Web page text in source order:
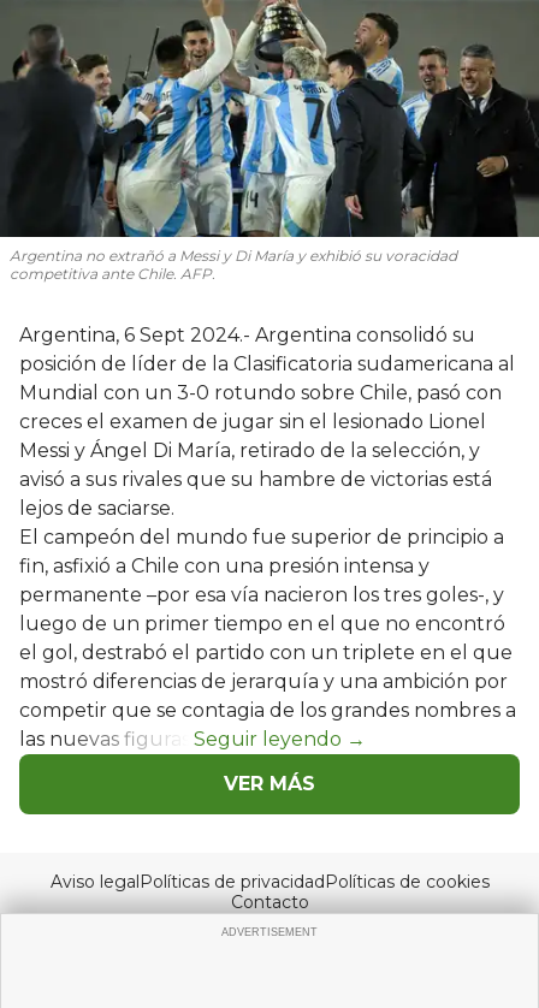
Argentina no extrañó a Messi y Di María y exhibió su voracidad
competitiva ante Chile. AFP.
Argentina, 6 Sept 2024.- Argentina consolidó su
posición de líder de la Clasificatoria sudamericana al
Mundial con un 3-0 rotundo sobre Chile, pasó con
creces el examen de jugar sin el lesionado Lionel
Messi y Ángel Di María, retirado de la selección, y
avisó a sus rivales que su hambre de victorias está
lejos de saciarse.
El campeón del mundo fue superior de principio a
fin, asfixió a Chile con una presión intensa y
permanente –por esa vía nacieron los tres goles-, y
luego de un primer tiempo en el que no encontró
el gol, destrabó el partido con un triplete en el que
mostró diferencias de jerarquía y una ambición por
competir que se contagia de los grandes nombres a
las nuevas figuras.
VER MÁS
Aviso legalPolíticas de privacidadPolíticas de cookies
Contacto